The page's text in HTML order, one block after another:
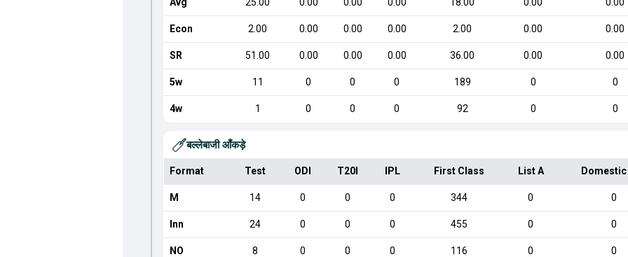
Econ 2.00 0.00 0.00 0.00 2.00 0.00 0.00
SR 51.00 0.00 0.00 0.00 36.00 0.00 0.00
5w 11 0 0 0 189 0 0
4w 1 0 0 0 92 0 0
बल्लेबाजी आँकड़े
Format Test ODI T20I IPL First Class List A
M 14 0 0 0 344 0 0
Inn 24 0 0 0 455 0 0
NO 8 0 0 0 116 0 0